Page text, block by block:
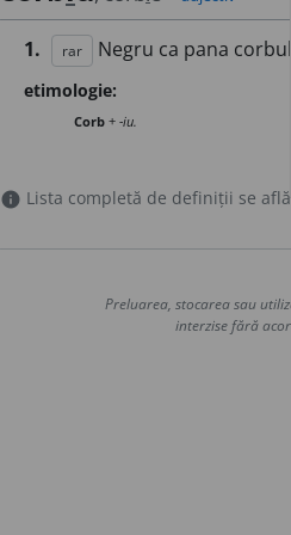
1. rar Negru ca pana
etimologie:
Corb + -iu.
info Lista completă de definiții se
Preluarea, stocarea sau
interzise fără